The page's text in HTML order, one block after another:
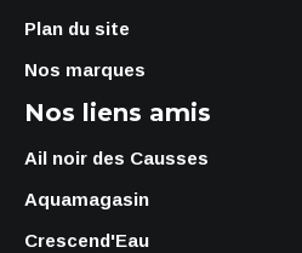
Plan du site
Nos marques
Nos liens amis
Ail noir des Causses
Aquamagasin
Crescend'Eau